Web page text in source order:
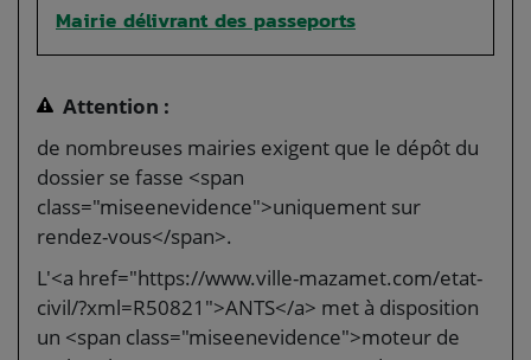
Mairie délivrant des passeports
Attention :
de nombreuses mairies exigent que le dépôt du
dossier se fasse <span
class="miseenevidence">uniquement sur
rendez-vous</span>.
L'<a href="https://www.ville-mazamet.com/etat-
civil/?xml=R50821">ANTS</a> met à disposition
un <span class="miseenevidence">moteur de